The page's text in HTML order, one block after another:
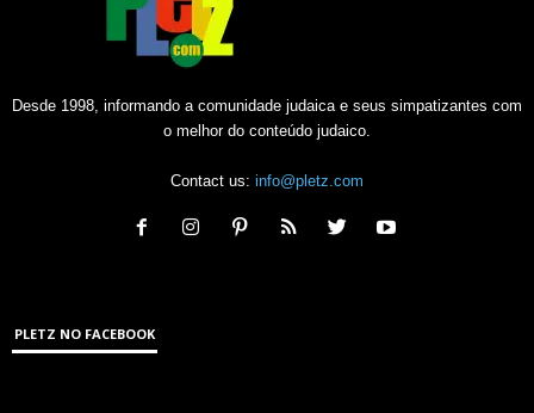
Desde 1998, informando a comunidade judaica e seus simpatizantes com
o melhor do conteúdo judaico.
Contact us: info@pletz.com
PLETZ NO FACEBOOK